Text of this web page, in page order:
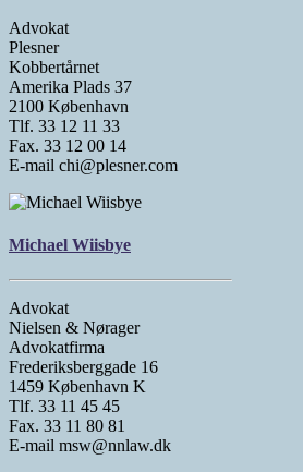
Advokat
Plesner
Kobbertårnet
Amerika Plads 37
2100 København
Tlf. 33 12 11 33
Fax. 33 12 00 14
E-mail chi@plesner.com
Michael Wiisbye
Advokat
Nielsen & Nørager
Advokatfirma
Frederiksberggade 16
1459 København K
Tlf. 33 11 45 45
Fax. 33 11 80 81
E-mail msw@nnlaw.dk